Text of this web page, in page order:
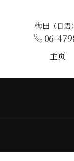
梅田 （日语）
06-
主页